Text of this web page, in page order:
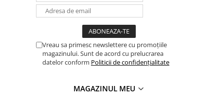
Vreau sa primesc newslettere cu promoțiile
magazinului. Sunt de acord cu prelucrarea
datelor conform Politicii de confidențialitate
MAGAZINUL MEU